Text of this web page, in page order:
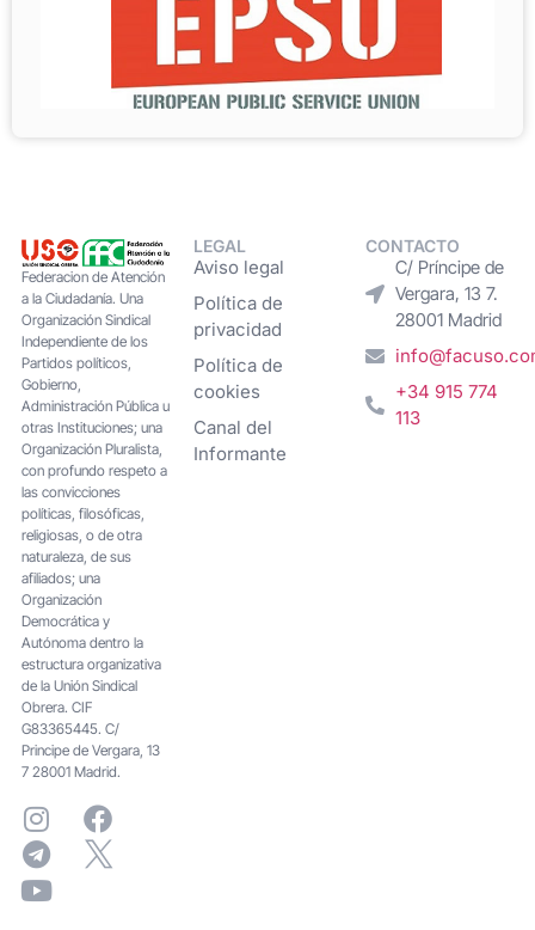
Federacion de Atención
a la Ciudadanía. Una
Organización Sindical
Independiente de los
Partidos políticos,
Gobierno,
Administración Pública u
otras Instituciones; una
Organización Pluralista,
con profundo respeto a
las convicciones
políticas, filosóficas,
religiosas, o de otra
naturaleza, de sus
afiliados; una
Organización
Democrática y
Autónoma dentro la
estructura organizativa
de la Unión Sindical
Obrera. CIF
G83365445. C/
Principe de Vergara, 13
7 28001 Madrid.
LEGAL
Aviso legal
Política de
privacidad
Política de
cookies
Canal del
Informante
CONTACTO
C/ Príncipe de
Vergara, 13 7.
28001 Madrid
+34 915 774
113